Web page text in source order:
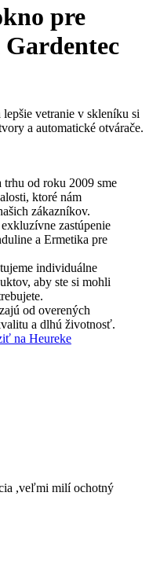
pre
vetranie v skleníku si
a automatické otvárače.
trhu od roku 2009 sme
ktoré nám
zákazníkov.
zastúpenie
a Ermetika pre
individuálne
aby ste si mohli
od overených
a dlhú životnosť.
na Heureke
,veľmi milí ochotný